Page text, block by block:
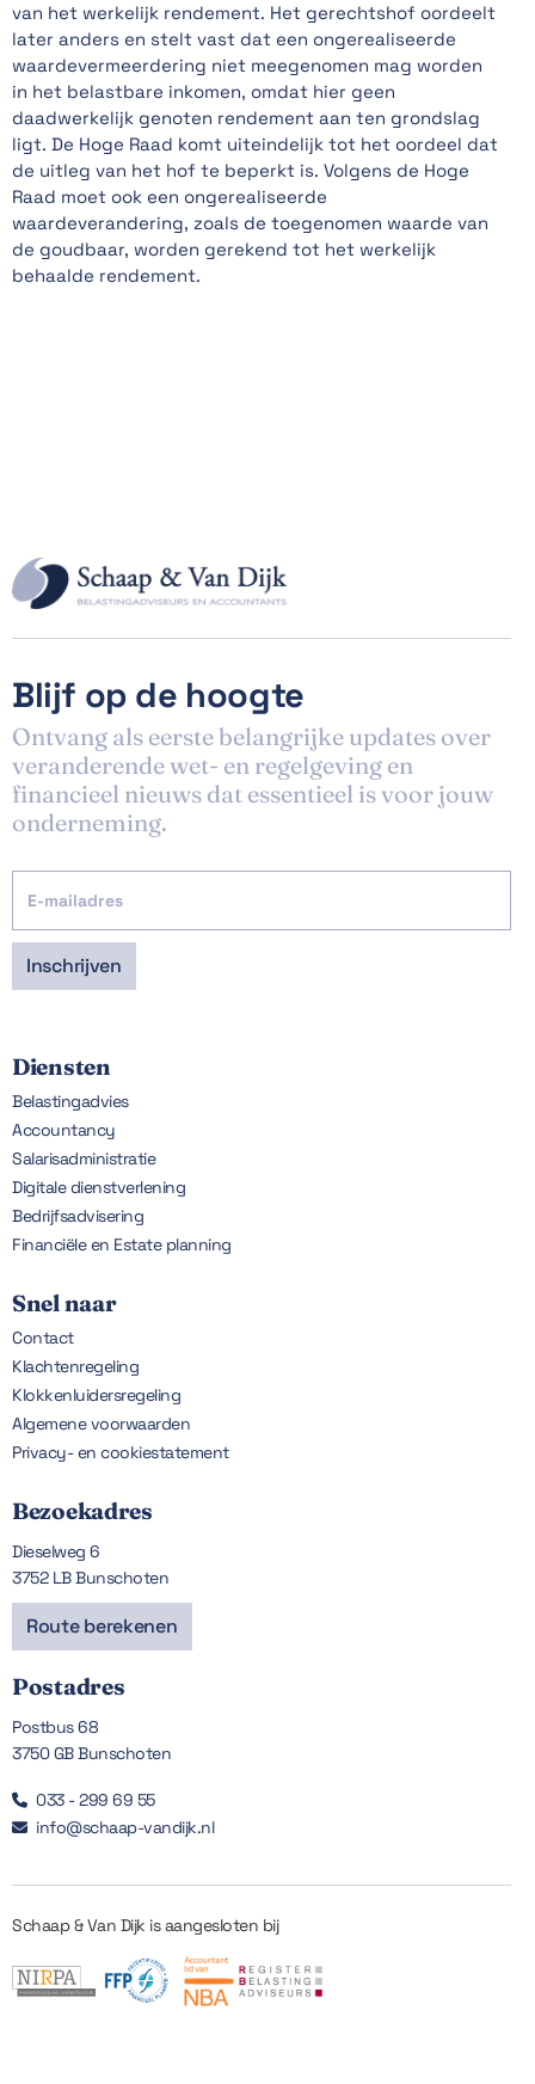
van het werkelijk rendement. Het gerechtshof oordeelt
later anders en stelt vast dat een ongerealiseerde
waardevermeerdering niet meegenomen mag worden
in het belastbare inkomen, omdat hier geen
daadwerkelijk genoten rendement aan ten grondslag
ligt. De Hoge Raad komt uiteindelijk tot het oordeel dat
de uitleg van het hof te beperkt is. Volgens de Hoge
Raad moet ook een ongerealiseerde
waardeverandering, zoals de toegenomen waarde van
de goudbaar, worden gerekend tot het werkelijk
behaalde rendement.
Blijf op de hoogte
Ontvang als eerste belangrijke updates over
veranderende wet- en regelgeving en
financieel nieuws dat essentieel is voor jouw
onderneming.
Diensten
Belastingadvies
Accountancy
Salarisadministratie
Digitale dienstverlening
Bedrijfsadvisering
Financiële en Estate planning
Snel naar
Contact
Klachtenregeling
Klokkenluidersregeling
Algemene voorwaarden
Privacy- en cookiestatement
Bezoekadres
Dieselweg 6
3752 LB Bunschoten
Route berekenen
Postadres
Postbus 68
3750 GB Bunschoten
 033 - 299 69 55
 info@schaap-vandijk.nl
Schaap & Van Dijk is aangesloten bij